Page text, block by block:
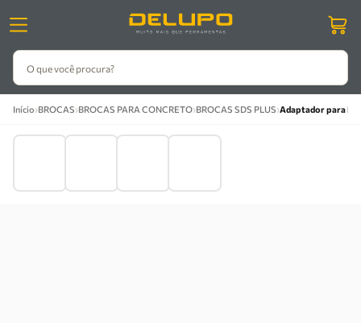
O que você procura?
Início›BROCAS›BROCAS PARA CONCRETO›BROCAS SDS PLUS›Adaptador para